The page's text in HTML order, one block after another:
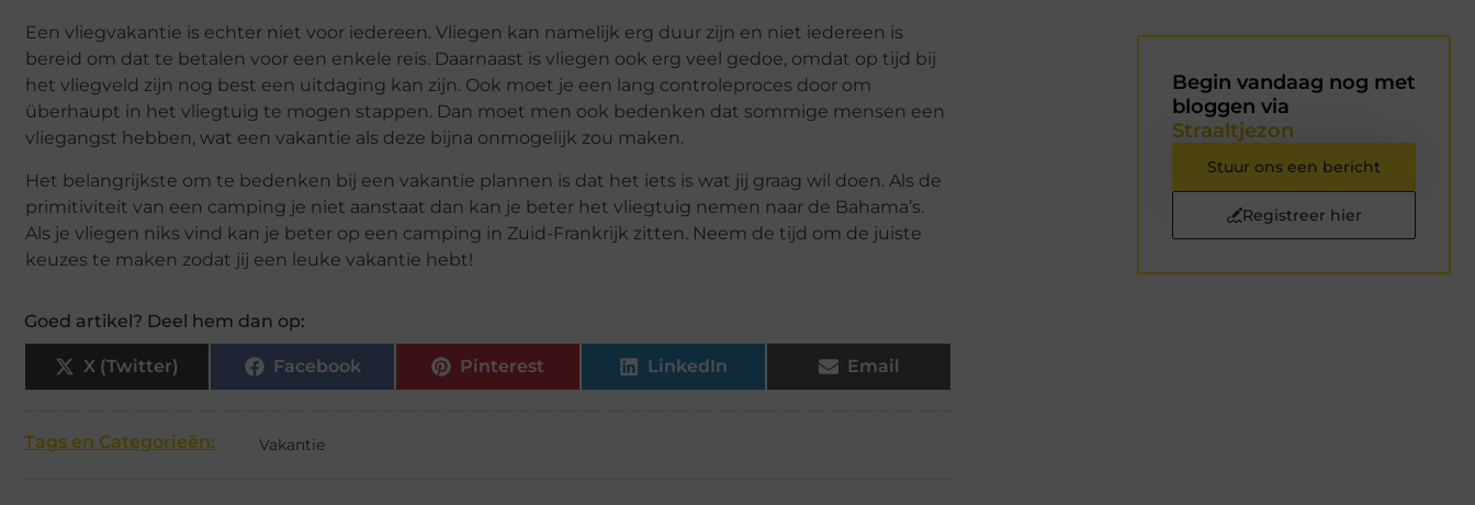
Een vliegvakantie is echter niet voor iedereen. Vliegen kan namelijk erg duur zijn en niet iedereen is
bereid om dat te betalen voor een enkele reis. Daarnaast is vliegen ook erg veel gedoe, omdat op tijd bij
het vliegveld zijn nog best een uitdaging kan zijn. Ook moet je een lang controleproces door om
überhaupt in het vliegtuig te mogen stappen. Dan moet men ook bedenken dat sommige mensen een
vliegangst hebben, wat een vakantie als deze bijna onmogelijk zou maken.
Het belangrijkste om te bedenken bij een vakantie plannen is dat het iets is wat jij graag wil doen. Als de
primitiviteit van een camping je niet aanstaat dan kan je beter het vliegtuig nemen naar de Bahama’s.
Als je vliegen niks vind kan je beter op een camping in Zuid-Frankrijk zitten. Neem de tijd om de juiste
keuzes te maken zodat jij een leuke vakantie hebt!
Goed artikel? Deel hem dan op:
X (Twitter) Facebook Pinterest LinkedIn Email
Tags en Categorieën: Vakantie
Begin vandaag nog met
bloggen via
Straaltjezon
Stuur ons een bericht
Registreer hier